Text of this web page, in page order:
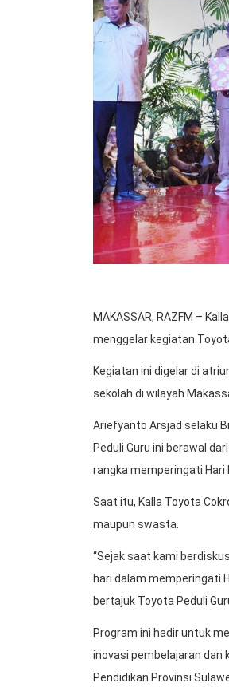
MAKASSAR, RAZFM –
menggelar kegiatan
Kegiatan ini digelar di
sekolah di wilayah
Ariefyanto Arsjad selaku
Peduli Guru ini berawal
rangka memperingati Hari
Saat itu, Kalla Toyota
maupun swasta.
“Sejak saat kami
hari dalam memperingati
bertajuk Toyota Peduli
Program ini hadir untuk
inovasi pembelajaran dan
Pendidikan Provinsi